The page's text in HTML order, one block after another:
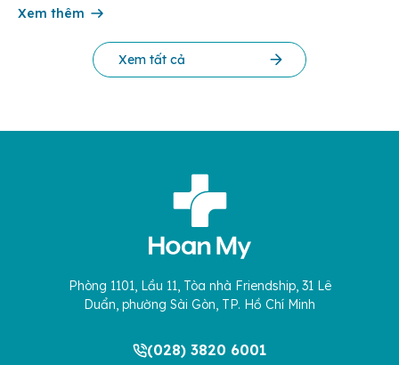
hiện đại giúp […]
Xem thêm
Xem tất cả
Phòng 1101, Lầu 11, Tòa nhà Friendship, 31 Lê
Duẩn, phường Sài Gòn, TP. Hồ Chí Minh
(028) 3820 6001